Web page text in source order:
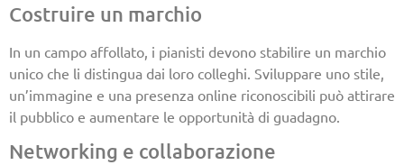
Costruire un marchio
In un campo affollato, i pianisti devono stabilire un marchio
unico che li distingua dai loro colleghi. Sviluppare uno stile,
un’immagine e una presenza online riconoscibili può attirare
il pubblico e aumentare le opportunità di guadagno.
Networking e collaborazione